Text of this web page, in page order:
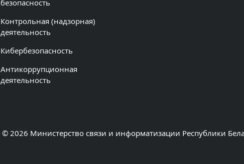
безопасность
Контрольная (надзорная)
деятельность
Кибербезопасность
Антикоррупционная
деятельность
© 2026 Министерство связи и информатизации Республики